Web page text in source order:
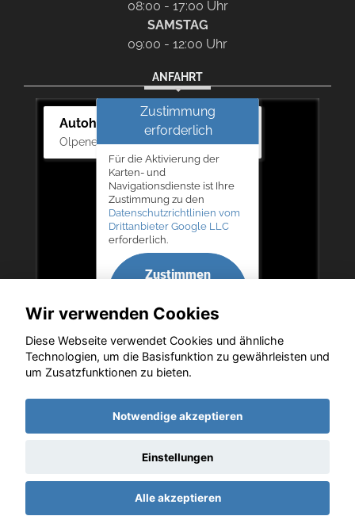
08:00 - 17:00 Uhr
SAMSTAG
09:00 - 12:00 Uhr
ANFAHRT
Autohaus Bernd Lurz KG
Olpener Str. 31, 51766 Engelskirchen
Zustimmung
erforderlich
Für die Aktivierung der
Karten- und
Navigationsdienste ist Ihre
Zustimmung zu den
Datenschutzrichtlinien vom
Drittanbieter Google LLC
erforderlich.
Zustimmen
aktivieren
Copyright © 2026. Autohaus Bernd Lurz KG
Datenschutz Impressum AGB
Wir verwenden Cookies
Diese Webseite verwendet Cookies und ähnliche
Technologien, um die Basisfunktion zu gewährleisten und
um Zusatzfunktionen zu bieten.
Notwendige akzeptieren
Einstellungen
Alle akzeptieren